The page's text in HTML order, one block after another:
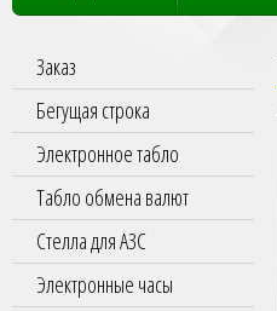
Заказ
Бегущая строка
Электронное табло
Табло обмена валют
Стелла для АЗС
Электронные часы